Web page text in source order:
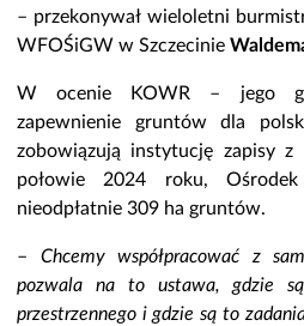
– przekonywał wieloletni
WFOŚiGW w Szczecinie
W ocenie KOWR – jego
zapewnienie gruntów dla
zobowiązują instytucję zapisy
połowie 2024 roku, Ośrodek
nieodpłatnie 309 ha gruntów.
– Chcemy współpracować z
pozwala na to ustawa, gdzie są
przestrzennego i gdzie są to